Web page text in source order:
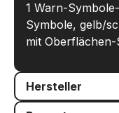
1 Warn-
Symbole, gelb/
mit
Hersteller